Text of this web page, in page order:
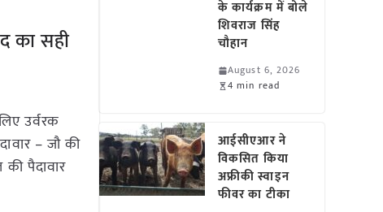
का सही
उर्वरक
– जौ की
पैदावार
के कार्यक्रम में बोले
शिवराज सिंह
चौहान
August 6, 2026
4 min read
आईसीएआर ने
विकसित किया
अफ्रीकी स्वाइन
फीवर का टीका